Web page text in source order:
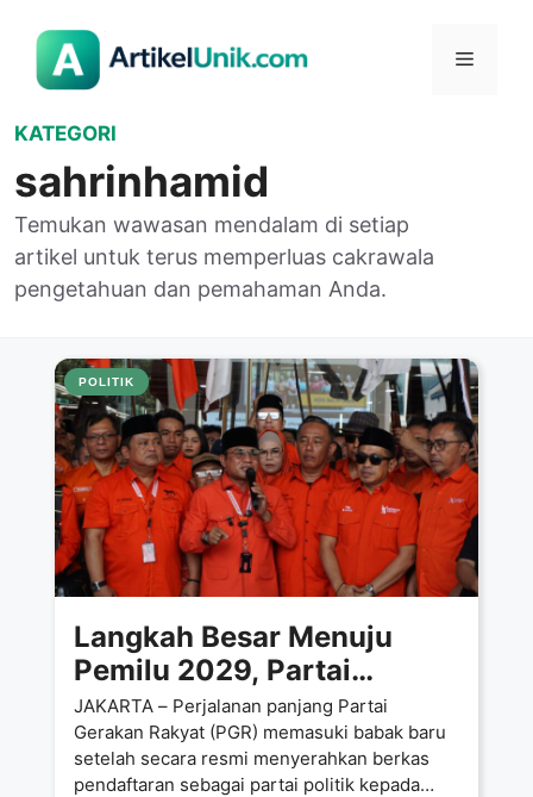
Menu
KATEGORI
sahrinhamid
Temukan wawasan mendalam di setiap
artikel untuk terus memperluas cakrawala
pengetahuan dan pemahaman Anda.
POLITIK
Langkah Besar Menuju
Pemilu 2029, Partai
Gerakan Rakyat Resmi
Ajukan Pendaftaran ke
Kemenkum RI
JAKARTA – Perjalanan panjang Partai
Gerakan Rakyat (PGR) memasuki babak baru
setelah secara resmi menyerahkan berkas
pendaftaran sebagai partai politik kepada